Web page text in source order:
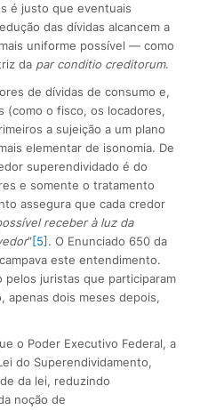
é justo que eventuais
das dívidas alcancem a
uniforme possível — como
da par conditio creditorum.
de dívidas de consumo e,
(como o fisco, os locadores,
a sujeição a um plano
elementar de isonomia. De
superendividado é do
e somente o tratamento
assegura que cada credor
receber à luz da
”[5] . O Enunciado 650 da
este entendimento.
pelos juristas que participaram
apenas dois meses depois,
o Poder Executivo Federal, a
do Superendividamento,
da lei, reduzindo
noção de